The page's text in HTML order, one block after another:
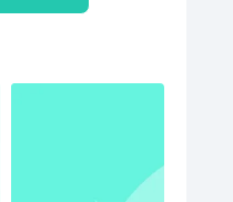
功能的软件，运
可随时分享！
持加密压缩、支
软件： Excel、表
文件移动】支持新